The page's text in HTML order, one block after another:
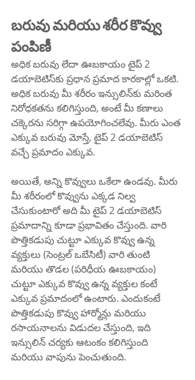
బరువు మరియు శరీర కొవ్వు
పంపిణీ
అధిక బరువు లేదా ఊబకాయం టైప్ 2
డయాబెటిస్‌కు ప్రధాన ప్రమాద కారకాల్లో ఒకటి.
అధిక బరువు మీ శరీరం ఇన్సులిన్‌కు మరింత
నిరోధకతను కలిగిస్తుంది, అంటే మీ కణాలు
చక్కెరను సరిగ్గా ఉపయోగించలేవు. మీరు ఎంత
ఎక్కువ బరువు మోస్తే, టైప్ 2 డయాబెటిస్
వచ్చే ప్రమాదం ఎక్కువ.
అయితే, అన్ని కొవ్వులు ఒకేలా ఉండవు. మీరు
మీ శరీరంలో కొవ్వును ఎక్కడ నిల్వ
చేసుకుంటారో అది మీ టైప్ 2 డయాబెటిస్
ప్రమాదాన్ని కూడా ప్రభావితం చేస్తుంది. వారి
పొత్తికడుపు చుట్టూ ఎక్కువ కొవ్వు ఉన్న
వ్యక్తులు (సెంట్రల్ ఒబేసిటీ) వారి తుంటి
మరియు తొడల (పరిధీయ ఊబకాయం)
చుట్టూ ఎక్కువ కొవ్వు ఉన్న వ్యక్తుల కంటే
ఎక్కువ ప్రమాదంలో ఉంటారు. ఎందుకంటే
పొత్తికడుపు కొవ్వు హార్మోన్లు మరియు
రసాయనాలను విడుదల చేస్తుంది, ఇది
ఇన్సులిన్ చర్యకు ఆటంకం కలిగిస్తుంది
మరియు వాపును పెంచుతుంది.